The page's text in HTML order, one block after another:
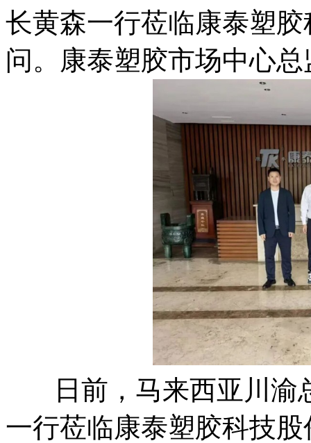
长黄森一行莅临康泰塑
问。康泰塑胶市场中心
日前，马来西亚川渝
一行莅临康泰塑胶科技